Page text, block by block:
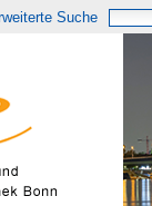
Suche